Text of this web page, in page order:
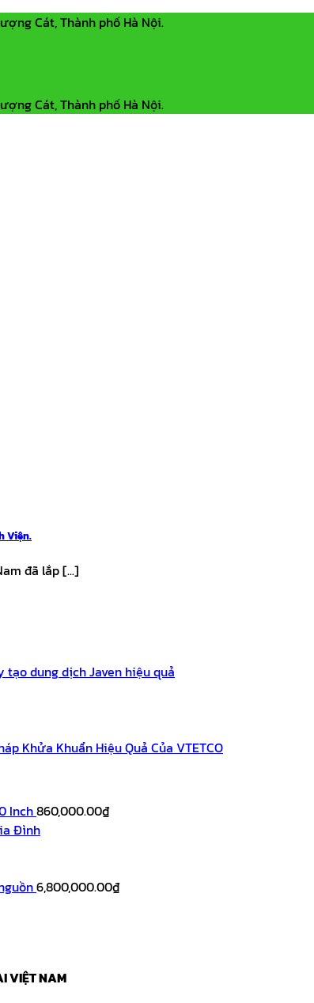
Cát, Thành phố Hà Nội.
Cát, Thành phố Hà Nội.
Viện.
đã lắp [...]
tạo dung dịch Javen hiệu quả
Khửa Khuẩn Hiệu Quả Của VTETCO
Inch860,000.00₫
Đình
6,800,000.00₫
VIỆT NAM